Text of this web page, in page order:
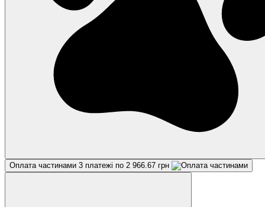
Оплата частинами 3 платежі по 2 966.67 грн